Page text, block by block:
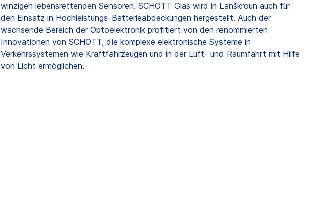
winzigen lebensrettenden Sensoren. SCHOTT Glas wird in Lanškroun auch für
den Einsatz in Hochleistungs-Batterieabdeckungen hergestellt. Auch der
wachsende Bereich der Optoelektronik profitiert von den renommierten
Innovationen von SCHOTT, die komplexe elektronische Systeme in
Verkehrssystemen wie Kraftfahrzeugen und in der Luft- und Raumfahrt mit Hilfe
von Licht ermöglichen.